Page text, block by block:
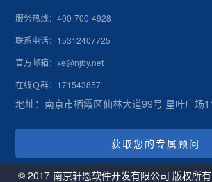
服务热线：400-700-4928
联系电话： 15312407725
官方邮箱：xe@njby.net
在线Ｑ群：171543857
地址：南京市栖霞区仙林大道99号 星叶广场
获取您的专属顾问
© 2017 南京轩恩软件开发有限公司 版权所有